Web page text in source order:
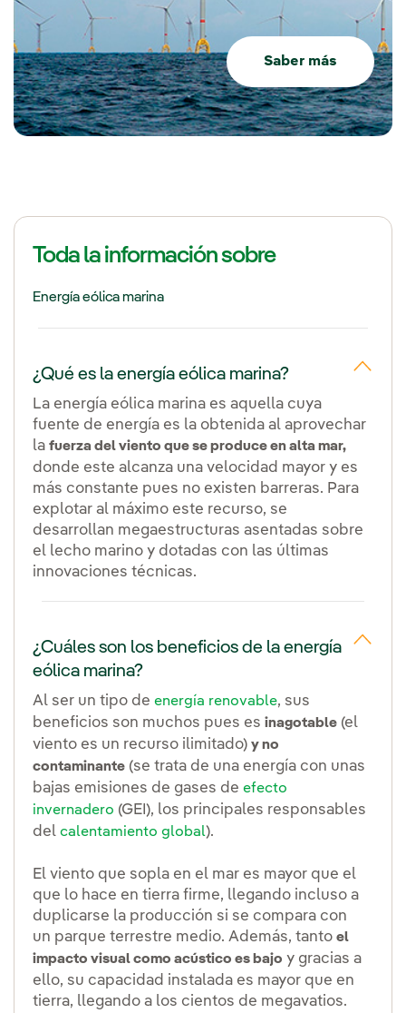
Saber más
Toda la información sobre
Energía eólica marina
¿Qué es la energía eólica marina?
La energía eólica marina es aquella cuya
fuente de energía es la obtenida al aprovechar
la fuerza del viento que se produce en alta mar,
donde este alcanza una velocidad mayor y es
más constante pues no existen barreras. Para
explotar al máximo este recurso, se
desarrollan megaestructuras asentadas sobre
el lecho marino y dotadas con las últimas
innovaciones técnicas.
¿Cuáles son los beneficios de la energía
eólica marina?
Al ser un tipo de energía renovable, sus
beneficios son muchos pues es inagotable (el
viento es un recurso ilimitado) y no
contaminante (se trata de una energía con unas
bajas emisiones de gases de efecto
invernadero (GEI), los principales responsables
del calentamiento global).
El viento que sopla en el mar es mayor que el
que lo hace en tierra firme, llegando incluso a
duplicarse la producción si se compara con
un parque terrestre medio. Además, tanto el
impacto visual como acústico es bajo y gracias a
ello, su capacidad instalada es mayor que en
tierra, llegando a los cientos de megavatios.